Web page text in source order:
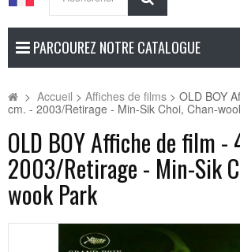
PARCOUREZ NOTRE CATALOGUE
> Accueil > Affiches de films > OLD BOY
cm. - 2003/Retirage - Min-Sik Choi, Chan-
OLD BOY Affiche de film
2003/Retirage - Min-Sik
wook Park